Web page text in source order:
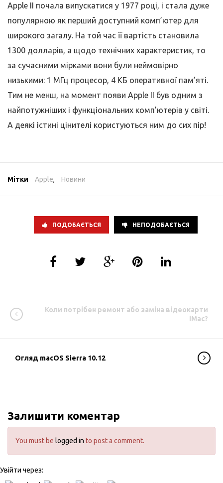
Apple II почала випускатися у 1977 році, і стала дуже
популярною як перший доступний комп’ютер для
широкого загалу. На той час її вартість становила
1300 долларів, а щодо технічних характеристик, то
за сучасними мірками вони були неймовірно
низькими: 1 МГц процесор, 4 КБ оперативної пам’яті.
Тим не менш, на момент появи Apple II був одним з
найпотужніших і функціональних комп’ютерів у світі.
А деякі істині цінителі користуються ним до сих пір!
Мітки Apple, Новини
ПОДОБАЄТЬСЯ НЕПОДОБАЄТЬСЯ
Коли потрібен ремонт або заміна відеокарти
iMac?
Огляд macOS Sierra 10.12
Залишити коментар
You must be logged in to post a comment.
Увійти через: